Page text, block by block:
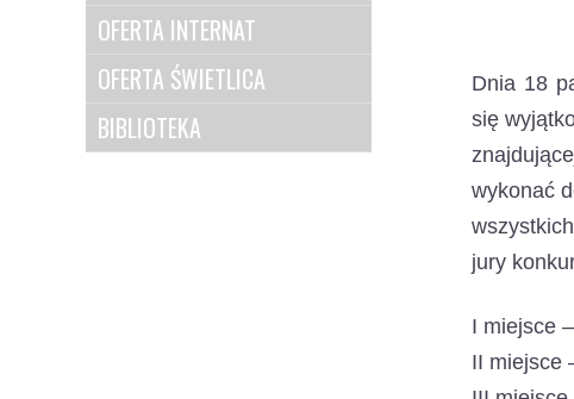
OFERTA INTERNAT
OFERTA ŚWIETLICA
BIBLIOTEKA
Dnia 18
się
wykonać
jury
I miejsce
II miejsce